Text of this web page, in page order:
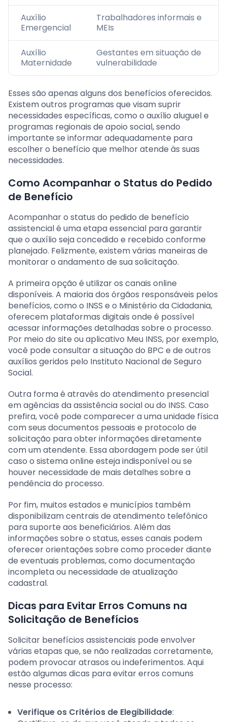
Auxílio
Emergencial
Trabalhadores informais e
MEIs
Auxílio
Maternidade
Gestantes em situação de
vulnerabilidade
Esses são apenas alguns dos benefícios oferecidos.
Existem outros programas que visam suprir
necessidades específicas, como o auxílio aluguel e
programas regionais de apoio social, sendo
importante se informar adequadamente para
escolher o benefício que melhor atende às suas
necessidades.
Como Acompanhar o Status do Pedido
de Benefício
Acompanhar o status do pedido de benefício
assistencial é uma etapa essencial para garantir
que o auxílio seja concedido e recebido conforme
planejado. Felizmente, existem várias maneiras de
monitorar o andamento de sua solicitação.
A primeira opção é utilizar os canais online
disponíveis. A maioria dos órgãos responsáveis pelos
benefícios, como o INSS e o Ministério da Cidadania,
oferecem plataformas digitais onde é possível
acessar informações detalhadas sobre o processo.
Por meio do site ou aplicativo Meu INSS, por exemplo,
você pode consultar a situação do BPC e de outros
auxílios geridos pelo Instituto Nacional de Seguro
Social.
Outra forma é através do atendimento presencial
em agências da assistência social ou do INSS. Caso
prefira, você pode comparecer a uma unidade física
com seus documentos pessoais e protocolo de
solicitação para obter informações diretamente
com um atendente. Essa abordagem pode ser útil
caso o sistema online esteja indisponível ou se
houver necessidade de mais detalhes sobre a
pendência do processo.
Por fim, muitos estados e municípios também
disponibilizam centrais de atendimento telefônico
para suporte aos beneficiários. Além das
informações sobre o status, esses canais podem
oferecer orientações sobre como proceder diante
de eventuais problemas, como documentação
incompleta ou necessidade de atualização
cadastral.
Dicas para Evitar Erros Comuns na
Solicitação de Benefícios
Solicitar benefícios assistenciais pode envolver
várias etapas que, se não realizadas corretamente,
podem provocar atrasos ou indeferimentos. Aqui
estão algumas dicas para evitar erros comuns
nesse processo:
Verifique os Critérios de Elegibilidade: